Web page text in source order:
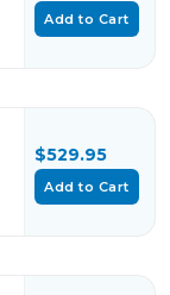
Add to Cart
$529.95
Add to Cart